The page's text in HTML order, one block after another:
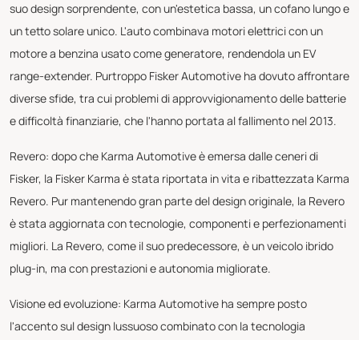
suo design sorprendente, con un'estetica bassa, un cofano lungo e
un tetto solare unico. L'auto combinava motori elettrici con un
motore a benzina usato come generatore, rendendola un EV
range-extender. Purtroppo Fisker Automotive ha dovuto affrontare
diverse sfide, tra cui problemi di approvvigionamento delle batterie
e difficoltà finanziarie, che l'hanno portata al fallimento nel 2013.
Revero: dopo che Karma Automotive è emersa dalle ceneri di
Fisker, la Fisker Karma è stata riportata in vita e ribattezzata Karma
Revero. Pur mantenendo gran parte del design originale, la Revero
è stata aggiornata con tecnologie, componenti e perfezionamenti
migliori. La Revero, come il suo predecessore, è un veicolo ibrido
plug-in, ma con prestazioni e autonomia migliorate.
Visione ed evoluzione: Karma Automotive ha sempre posto
l'accento sul design lussuoso combinato con la tecnologia